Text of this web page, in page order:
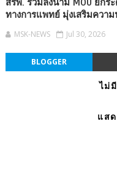
สรพ. ร่วมลงนาม MOU ยก
ทางการแพทย์ มุ่งเสริมคว
MSK-NEWS Jul 30, 2026
BLOGGER
ไม่
แส